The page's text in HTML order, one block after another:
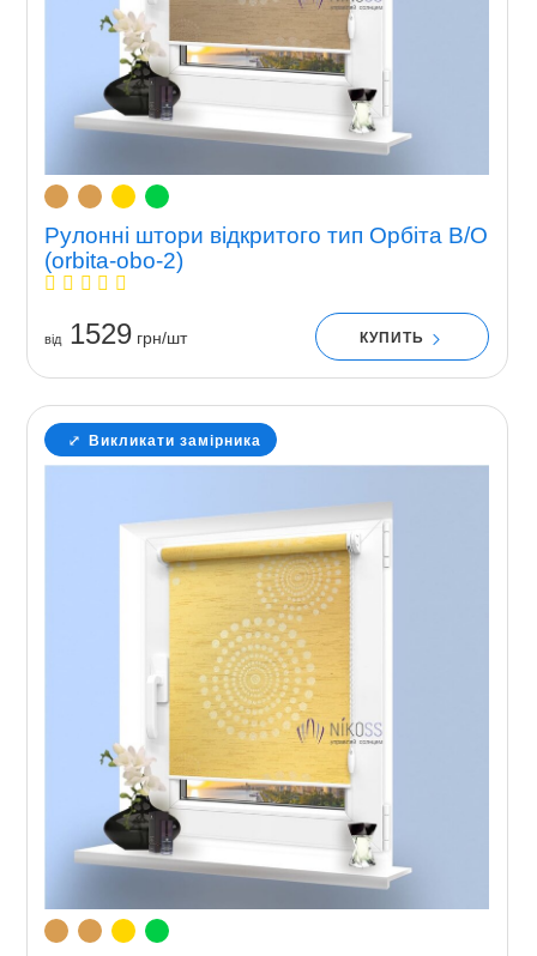
Рулонні штори відкритого тип Орбіта В/О
(orbita-obo-2)
вiд1529грн/шт КУПИТЬ
Викликати замірника